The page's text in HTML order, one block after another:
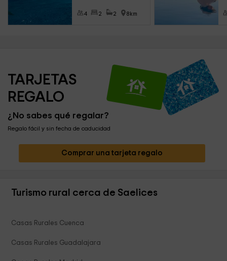
4 2 2 8km
TARJETAS
REGALO
¿No sabes qué regalar?
Regalo fácil y sin fecha de caducidad
Comprar una tarjeta regalo
Turismo rural cerca de Saelices
Casas Rurales Cuenca
Casas Rurales Guadalajara